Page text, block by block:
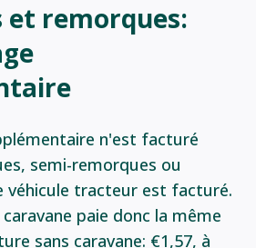
et remorques:
n'est facturé
semi-remorques ou
véhicule tracteur est facturé.
paie donc la même
sans caravane: €1,57, à